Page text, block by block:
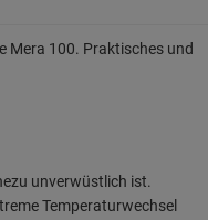
Mera 100. Praktisches und
unverwüstlich ist.
Temperaturwechsel